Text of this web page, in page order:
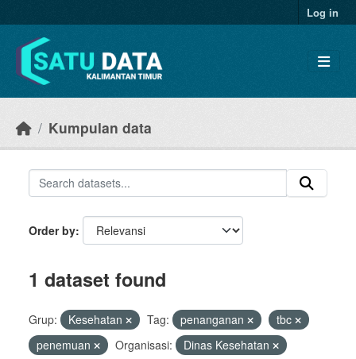
Log in
Kumpulan data
Order by
1 dataset found
Grup: Kesehatan Tag: penanganan
tbc
penemuan
Organisasi:
Dinas Kesehatan